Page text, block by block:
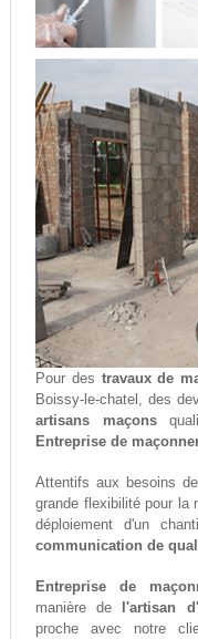
Pour des travaux de
Boissy-le-chatel, des
artisans maçons
Entreprise de
Attentifs aux besoins
grande flexibilité pour la
déploiement d'un
communication de
Entreprise de
manière de
l'artisan
proche avec notre